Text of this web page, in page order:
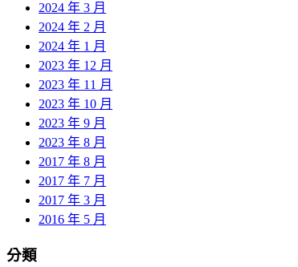
2024 年 3 月
2024 年 2 月
2024 年 1 月
2023 年 12 月
2023 年 11 月
2023 年 10 月
2023 年 9 月
2023 年 8 月
2017 年 8 月
2017 年 7 月
2017 年 3 月
2016 年 5 月
分類